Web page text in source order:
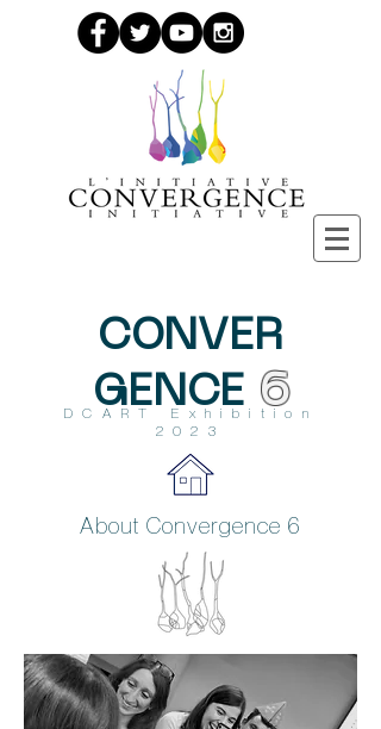
CONVER
GENCE 6
DCART Exhibition
2023
About Convergence 6